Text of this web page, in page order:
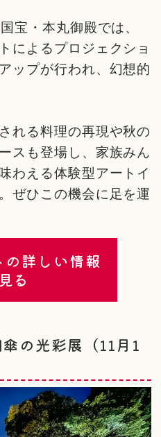
宝・本丸御殿では、
によるプロジェクショ
ップが行われ、幻想的
れる料理の再現や秋の
スも登場し、家族みん
わえる体験型アートイ
ぜひこの機会に足を運
詳しい情報
る
の光彩展（11月1